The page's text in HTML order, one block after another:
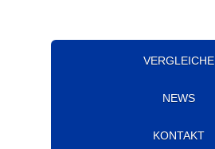
VERGLEICHE
NEWS
KONTAKT